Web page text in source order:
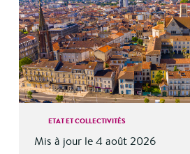
ETAT ET COLLECTIVITÉS
Mis à jour le 4 août 2026